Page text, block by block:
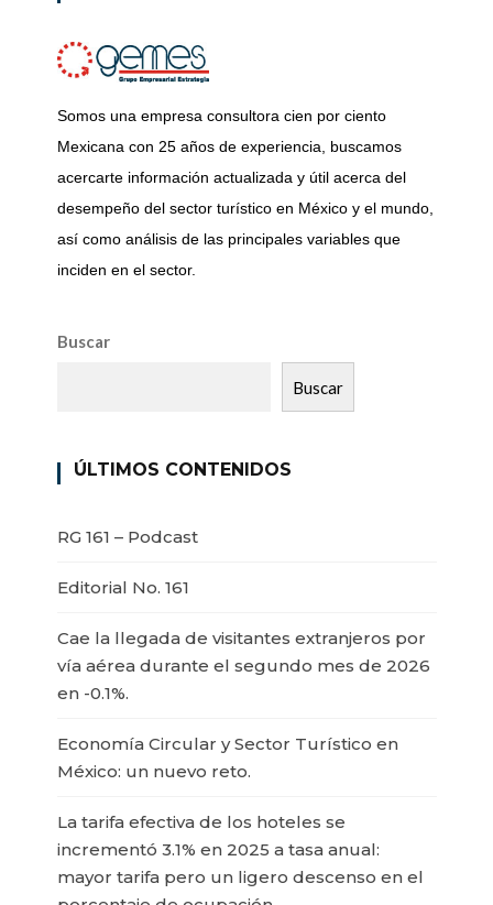
Somos una empresa consultora cien por ciento
Mexicana con 25 años de experiencia, buscamos
acercarte información actualizada y útil acerca del
desempeño del sector turístico en México y el mundo,
así como análisis de las principales variables que
inciden en el sector.
Buscar
Buscar
ÚLTIMOS CONTENIDOS
RG 161 – Podcast
Editorial No. 161
Cae la llegada de visitantes extranjeros por
vía aérea durante el segundo mes de 2026
en -0.1%.
Economía Circular y Sector Turístico en
México: un nuevo reto.
La tarifa efectiva de los hoteles se
incrementó 3.1% en 2025 a tasa anual:
mayor tarifa pero un ligero descenso en el